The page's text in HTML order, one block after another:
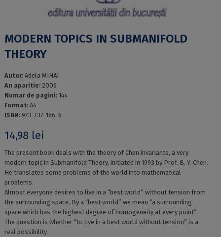
MODERN TOPICS IN SUBMANIFOLD
THEORY
Autor: Adela MIHAI
An aparitie: 2006
Numar de pagini: 144
Format: A4
ISBN: 973-737-166-6
14,98 lei
The present book deals with the theory of Chen invariants, a very
modern topic in Submanifold Theory, initiated in 1993 by Prof. B. Y. Chen.
He translates some problems of the world into mathematical
problems.
Almost everyone desires to live in a “best world” without tension from
the surrounding space. By a “best world” we mean “a surrounding
space which has the highest degree of homogeneity at every point”.
The question is whether “to live in a best world without tension” is a
real possibility.